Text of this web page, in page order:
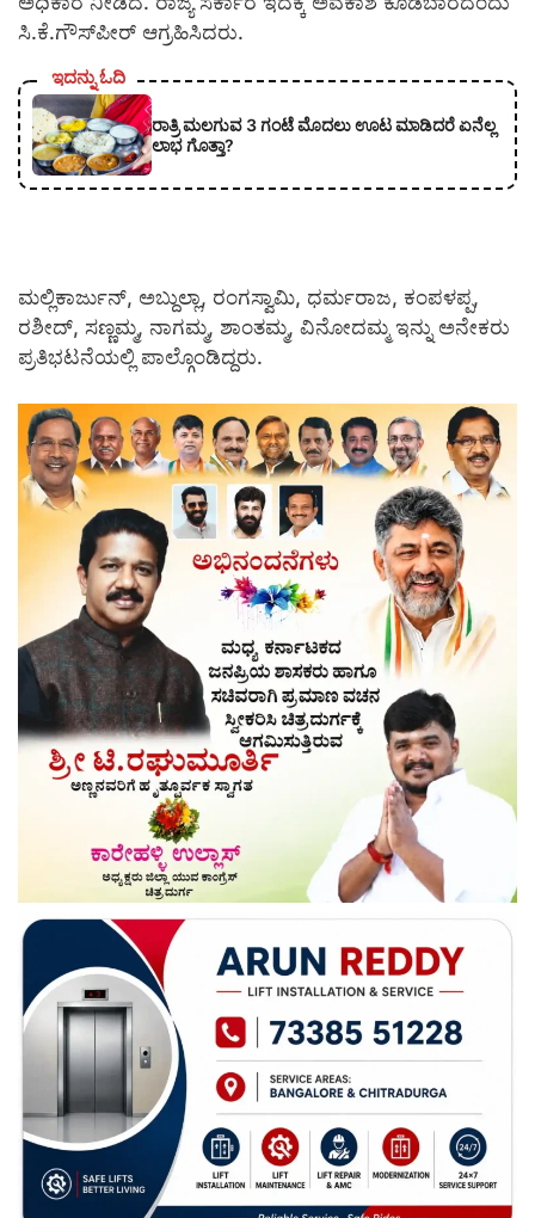
ಸಿ.ಕೆ.ಗೌಸ್‍ಪೀರ್ ಆಗ್ರಹಿಸಿದರು.
ಇದನ್ನು ಓದಿ
ರಾತ್ರಿ ಮಲಗುವ 3 ಗಂಟೆ ಮೊದಲು ಊಟ ಮಾಡಿದರೆ ಏನೆಲ್ಲ
ಲಾಭ ಗೊತ್ತಾ?
ಮಲ್ಲಿಕಾರ್ಜುನ್, ಅಬ್ದುಲ್ಲಾ, ರಂಗಸ್ವಾಮಿ, ಧರ್ಮರಾಜ, ಕಂಪಳಪ್ಪ,
ರಶೀದ್, ಸಣ್ಣಮ್ಮ, ನಾಗಮ್ಮ, ಶಾಂತಮ್ಮ, ವಿನೋದಮ್ಮ ಇನ್ನು ಅನೇಕರು
ಪ್ರತಿಭಟನೆಯಲ್ಲಿ ಪಾಲ್ಗೊಂಡಿದ್ದರು.